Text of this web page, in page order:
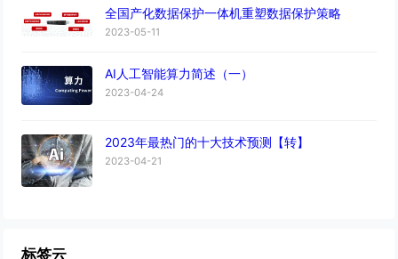
全国产化数据保护一体机重塑数据保护策略
2023-05-11
AI人工智能算力简述（一）
2023-04-24
2023年最热门的十大技术预测【转】
2023-04-21
标签云